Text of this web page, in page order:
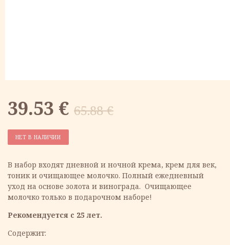
65.88€
Первоначальная
цена
составляла
65.88 €.
39.53 €
Текущая
цена:
39.53 €.
НЕТ В НАЛИЧИИ
В набор входят дневной и ночной крема, крем для век,
тоник и очищающее молочко. Полный ежедневный
уход на основе золота и винограда. Очищающее
молочко только в подарочном наборе!
Рекомендуется c 25 лет.
Содержит: